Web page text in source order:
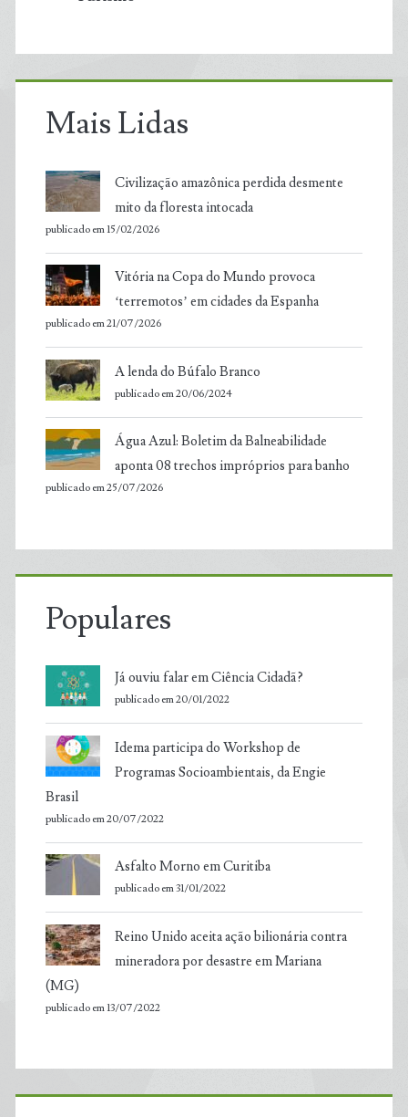
Mais Lidas
Civilização amazônica perdida desmente
mito da floresta intocada
publicado em 15/02/2026
Vitória na Copa do Mundo provoca
‘terremotos’ em cidades da Espanha
publicado em 21/07/2026
A lenda do Búfalo Branco
publicado em 20/06/2024
Água Azul: Boletim da Balneabilidade
aponta 08 trechos impróprios para banho
publicado em 25/07/2026
Populares
Já ouviu falar em Ciência Cidadã?
publicado em 20/01/2022
Idema participa do Workshop de
Programas Socioambientais, da Engie
Brasil
publicado em 20/07/2022
Asfalto Morno em Curitiba
publicado em 31/01/2022
Reino Unido aceita ação bilionária contra
mineradora por desastre em Mariana
(MG)
publicado em 13/07/2022